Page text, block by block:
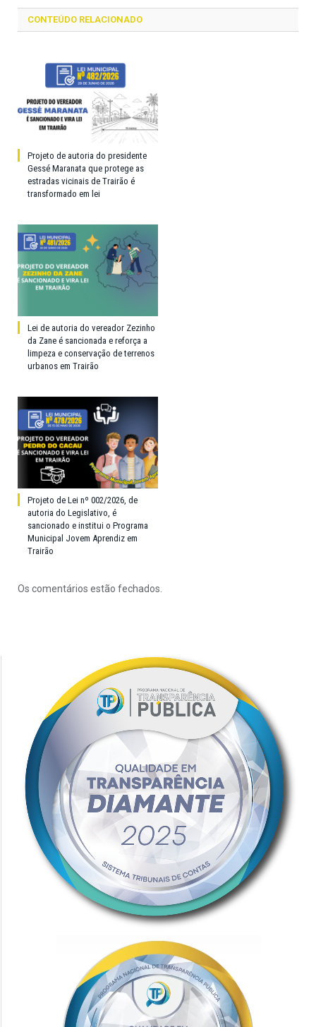
CONTEÚDO RELACIONADO
Projeto de autoria do presidente
Gessé Maranata que protege as
estradas vicinais de Trairão é
transformado em lei
Lei de autoria do vereador Zezinho
da Zane é sancionada e reforça a
limpeza e conservação de terrenos
urbanos em Trairão
Projeto de Lei nº 002/2026, de
autoria do Legislativo, é
sancionado e institui o Programa
Municipal Jovem Aprendiz em
Trairão
Os comentários estão fechados.